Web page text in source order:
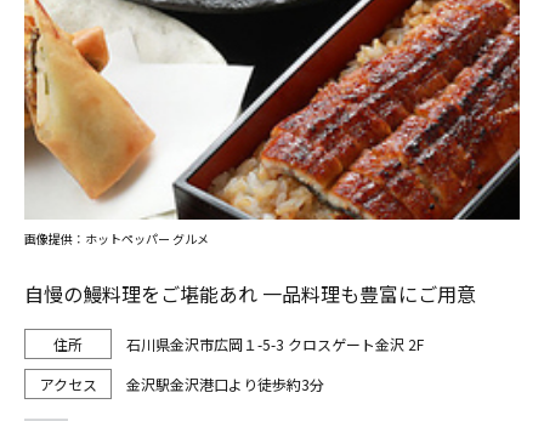
自慢の鰻料理をご堪能あれ 一品料理も豊富にご用意
石川県金沢市広岡１-5-3 クロスゲート金沢 2F
金沢駅金沢港口より徒歩約3分
画像提供：ホットペッパー グルメ